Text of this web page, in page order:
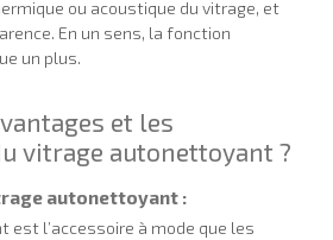
ou acoustique du vitrage, et
En un sens, la fonction
un plus.
et les
vitrage autonettoyant ?
autonettoyant :
est l’accessoire à mode que les